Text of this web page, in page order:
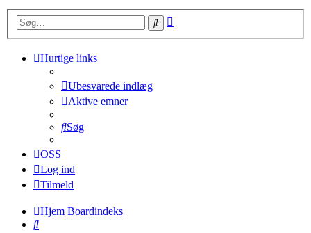
Søg
Hurtige links
Ubesvarede indlæg
Aktive emner
Søg
OSS
Log ind
Tilmeld
Hjem Boardindeks
Søg